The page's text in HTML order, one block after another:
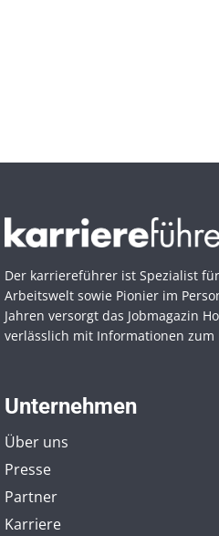
Der karriereführer ist Spezialist
Arbeitswelt sowie Pionier im
Jahren versorgt das Jobmagazin
verlässlich mit Informationen zum
Unternehmen
Über uns
Presse
Partner
Karriere